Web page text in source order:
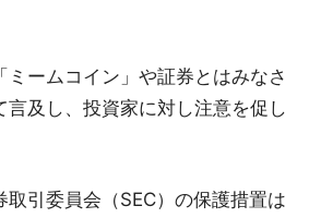
ミームコイン」や証券とはみなさ
言及し、投資家に対し注意を促し
取引委員会（SEC）の保護措置は